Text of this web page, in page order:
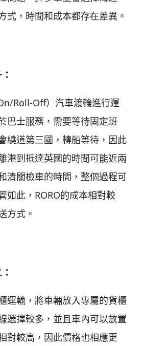
式，時間和成本都存在差異。
Roll-Off）汽車渡輪進行運
巴士服務，需要等待固定班
繞道第三國，轉船等待，因此
港到抵達英國的時間可能近兩
清關檢車的時間，整個過程可
如此，RORO的成本相對較
方式。
運輸，將車輛放入專屬的貨櫃
選擇較多，並且車內可以放置
對較高，因此價格也相應更